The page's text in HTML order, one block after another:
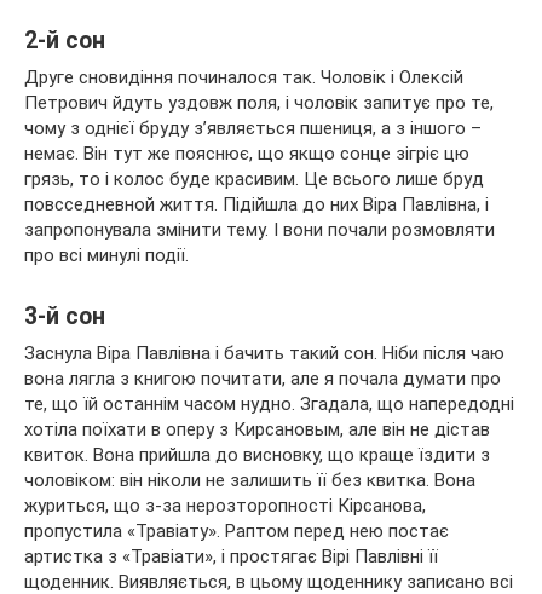
2-й сон
Друге сновидіння починалося так. Чоловік і Олексій
Петрович йдуть уздовж поля, і чоловік запитує про те,
чому з однієї бруду з’являється пшениця, а з іншого –
немає. Він тут же пояснює, що якщо сонце зігріє цю
грязь, то і колос буде красивим. Це всього лише бруд
повсседневной життя. Підійшла до них Віра Павлівна, і
запропонувала змінити тему. І вони почали розмовляти
про всі минулі події.
3-й сон
Заснула Віра Павлівна і бачить такий сон. Ніби після чаю
вона лягла з книгою почитати, але я почала думати про
те, що їй останнім часом нудно. Згадала, що напередодні
хотіла поїхати в оперу з Кирсановым, але він не дістав
квиток. Вона прийшла до висновку, що краще їздити з
чоловіком: він ніколи не залишить її без квитка. Вона
журиться, що з-за нерозторопності Кірсанова,
пропустила «Травіату». Раптом перед нею постає
артистка з «Травіати», і простягає Вірі Павлівні її
щоденник. Виявляється, в цьому щоденнику записано всі